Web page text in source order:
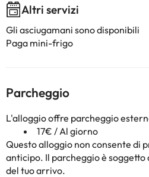
Altri servizi
Gli asciugamani sono disponibili
Paga mini-frigo
Parcheggio
L'alloggio offre parcheggio
17€ / Al giorno
Questo alloggio non consente di
anticipo. Il parcheggio è
del tuo arrivo.